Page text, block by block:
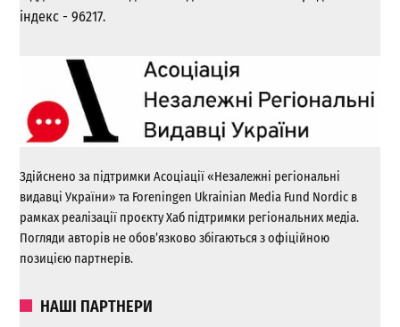
індекс - 96217.
Здійснено за підтримки Асоціації «Незалежні регіональні
видавці України» та Foreningen Ukrainian Media Fund Nordic в
рамках реалізації проєкту Хаб підтримки регіональних медіа.
Погляди авторів не обов’язково збігаються з офіційною
позицією партнерів.
НАШІ ПАРТНЕРИ